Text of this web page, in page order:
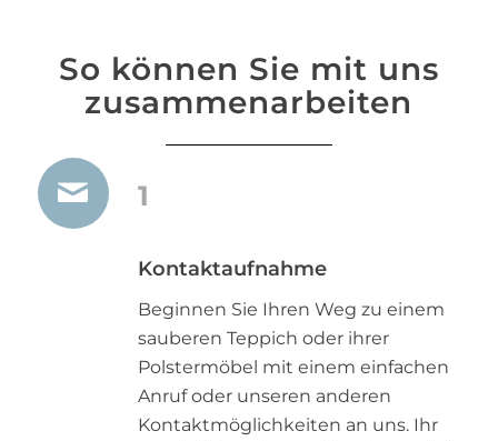
So können Sie mit uns
zusammenarbeiten
1
Kontaktaufnahme
Beginnen Sie Ihren Weg zu einem
sauberen Teppich oder ihrer
Polstermöbel mit einem einfachen
Anruf oder unseren anderen
Kontaktmöglichkeiten an uns. Ihr